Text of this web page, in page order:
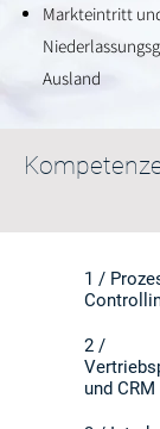
Markteintritt
Ausland
1 /
2 /
und